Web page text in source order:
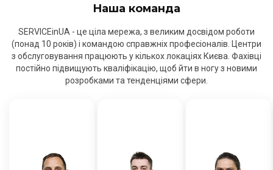
Наша команда
SERVICEinUA - це ціла мережа, з великим досвідом роботи
(понад 10 років) і командою справжніх професіоналів. Центри
з обслуговування працюють у кількох локаціях Києва. Фахівці
постійно підвищують кваліфікацію, щоб йти в ногу з новими
розробками та тенденціями сфери.